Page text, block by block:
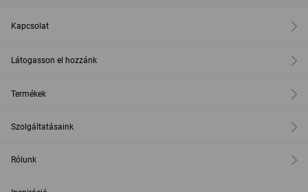
Kapcsolat
Látogasson el hozzánk
Termékek
Szolgáltatásaink
Rólunk